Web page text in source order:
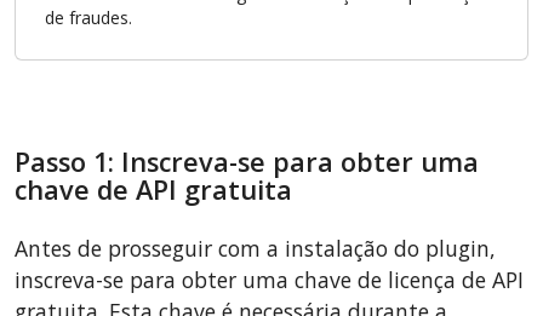
de fraudes.
Passo 1: Inscreva-se para obter uma
chave de API gratuita
Antes de prosseguir com a instalação do plugin,
inscreva-se para obter uma chave de licença de API